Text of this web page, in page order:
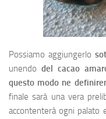
Possiamo aggiungerlo
unendo del cacao
questo modo ne
finale sarà una vera
accontenterà ogni